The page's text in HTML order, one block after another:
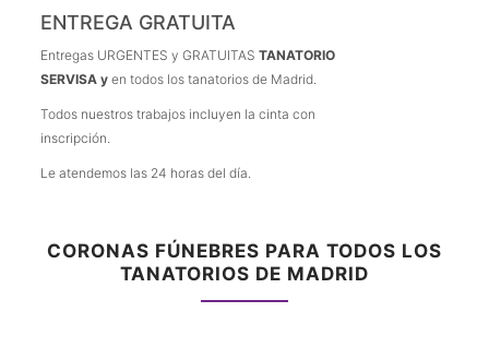
ENTREGA GRATUITA
Entregas URGENTES y GRATUITAS TANATORIO
SERVISA y en todos los tanatorios de Madrid.
Todos nuestros trabajos incluyen la cinta con
inscripción.
Le atendemos las 24 horas del día.
CORONAS FÚNEBRES PARA TODOS LOS
TANATORIOS DE MADRID